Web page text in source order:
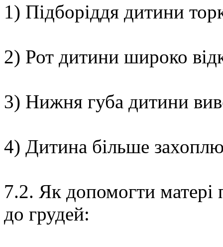
1) Підборіддя дитини
2) Рот дитини широко
3) Нижня губа дитини
4) Дитина більше
7.2. Як допомогти матері
до грудей: